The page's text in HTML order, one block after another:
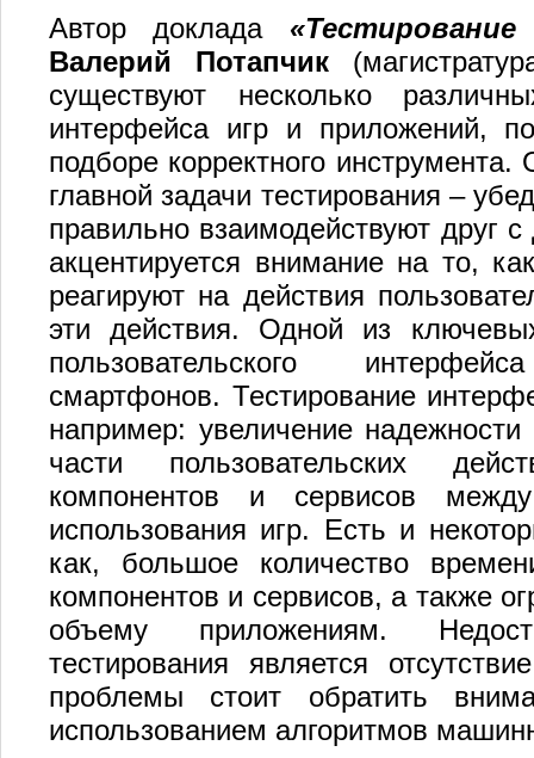
Автор доклада
Валерий Потапчик
существуют несколько
интерфейса игр и приложений,
подборе корректного
главной задачи тестирования –
правильно взаимодействуют друг
акцентируется внимание на то,
реагируют на действия
эти действия. Одной из
пользовательского
смартфонов. Тестирование
например: увеличение
части пользовательских
компонентов и сервисов
использования игр. Есть и
как, большое количество
компонентов и сервисов, а также
объему приложениям.
тестирования является
проблемы стоит обратить
использованием алгоритмов